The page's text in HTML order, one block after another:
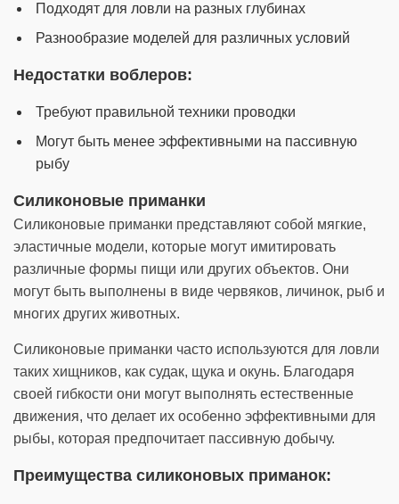
Подходят для ловли на разных глубинах
Разнообразие моделей для различных условий
Недостатки воблеров:
Требуют правильной техники проводки
Могут быть менее эффективными на пассивную
рыбу
Силиконовые приманки
Силиконовые приманки представляют собой мягкие,
эластичные модели, которые могут имитировать
различные формы пищи или других объектов. Они
могут быть выполнены в виде червяков, личинок, рыб и
многих других животных.
Силиконовые приманки часто используются для ловли
таких хищников, как судак, щука и окунь. Благодаря
своей гибкости они могут выполнять естественные
движения, что делает их особенно эффективными для
рыбы, которая предпочитает пассивную добычу.
Преимущества силиконовых приманок: